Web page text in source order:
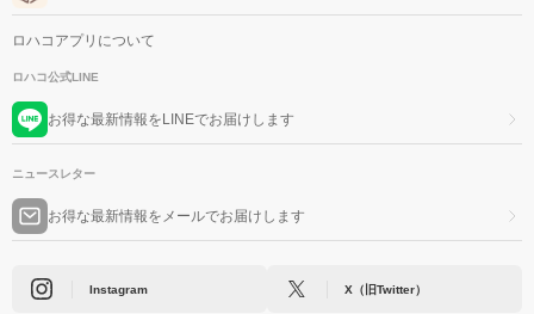
ロハコアプリについて
ロハコ公式LINE
お得な最新情報をLINEでお届けします
ニュースレター
お得な最新情報をメールでお届けします
Instagram X（旧Twitter）